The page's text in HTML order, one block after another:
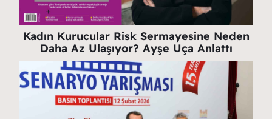
Kadın Kurucular Risk Sermayesine Neden
Daha Az Ulaşıyor? Ayşe Uça Anlattı